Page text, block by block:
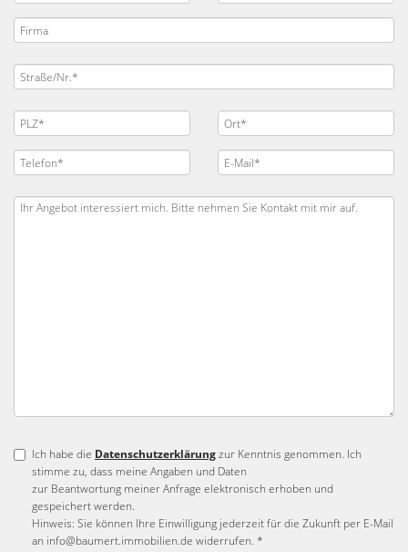
Ich habe die Datenschutzerklärungzur Kenntnis genommen. Ich
stimme zu, dass meine Angaben und Daten
zur Beantwortung meiner Anfrage elektronisch erhoben und
gespeichert werden.
Hinweis: Sie können Ihre Einwilligung jederzeit für die Zukunft per E-Mail
an info@baumert.immobilien.de widerrufen. *